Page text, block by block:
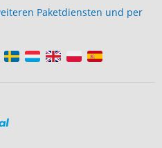
Paketdiensten und per